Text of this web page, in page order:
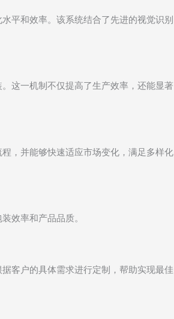
平和效率。该系统结合了先进的视觉识别
这一机制不仅提高了生产效率，还能显著
，并能够快速适应市场变化，满足多样化
效率和产品品质。
客户的具体需求进行定制，帮助实现最佳